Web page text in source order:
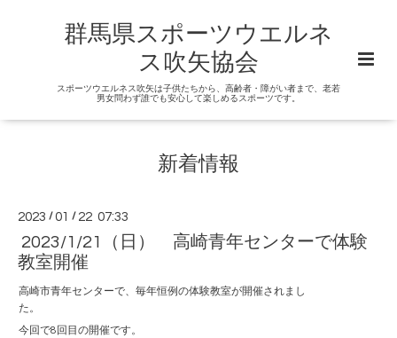
群馬県スポーツウエルネ
ス吹矢協会
スポーツウエルネス吹矢は子供たちから、高齢者・障がい者まで、老若
男女問わず誰でも安心して楽しめるスポーツです。
新着情報
2023 /01 / 22 07:33
2023/1/21（日） 高崎青年センターで体験
教室開催
高崎市青年センターで、毎年恒例の体験教室が開催されまし
た。
今回で8回目の開催です。